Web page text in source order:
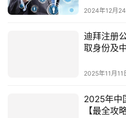
2024年12月24
迪拜注册
取身份及
2025年11月11
2025年中
【最全攻